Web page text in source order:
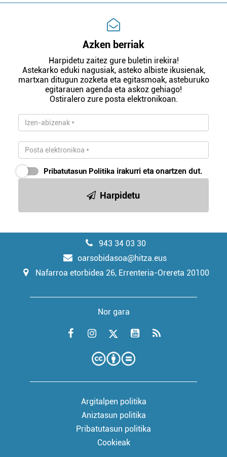
Azken berriak
Harpidetu zaitez gure buletin irekira!
Astekarko eduki nagusiak, asteko albiste ikusienak,
martxan ditugun zozketa eta egitasmoak, asteburuko
egitarauen agenda eta askoz gehiago!
Ostiralero zure posta elektronikoan.
Pribatutasun Politika irakurri eta onartzen dut.
Harpidetu
943 34 03 30
oarsobidasoa@hitza.eus
Nafarroa etorbidea 26, Errenteria-Orereta 20100
Nor gara
Argitalpen politika
Aniztasun politika
Pribatutasun politika
Cookieak